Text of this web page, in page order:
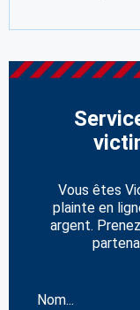
Vous êtes
plainte en
argent.